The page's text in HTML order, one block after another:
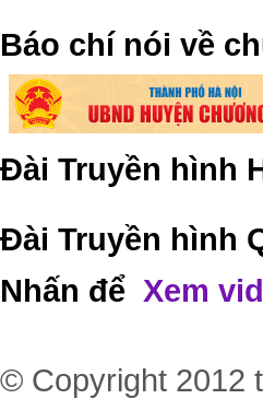
​Báo chí nói về
Đài Truyền hình
Đài Truyền hình
Nhấn để Xem
© Copyright 2012